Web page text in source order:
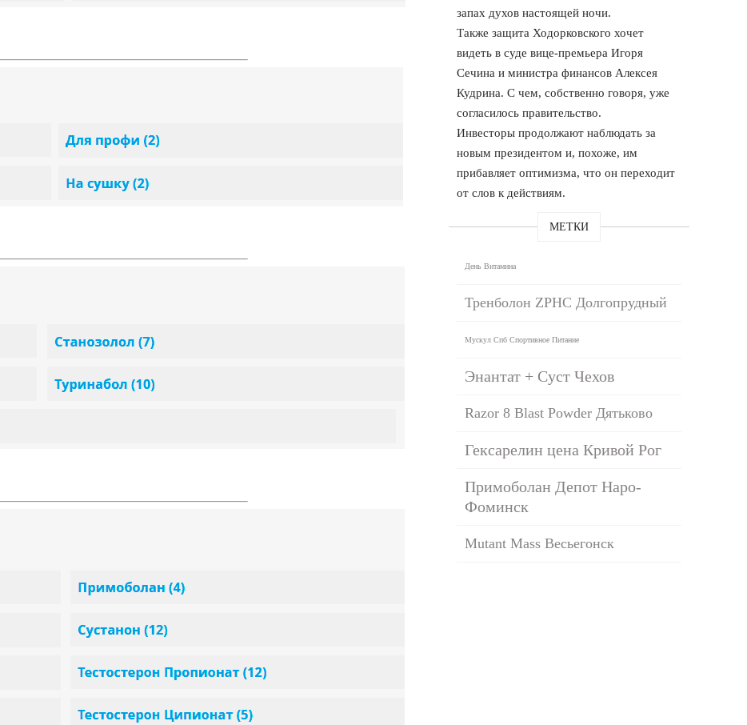
запах духов настоящей ночи.
Также защита Ходорковского хочет
видеть в суде вице-премьера Игоря
Сечина и министра финансов Алексея
Кудрина. С чем, собственно говоря, уже
согласилось правительство.
Инвесторы продолжают наблюдать за
новым президентом и, похоже, им
прибавляет оптимизма, что он переходит
от слов к действиям.
МЕТКИ
День Витамина
Тренболон ZPHC Долгопрудный
Мускул Спб Спортивное Питание
Энантат + Суст Чехов
Razor 8 Blast Powder Дятьково
Гексарелин цена Кривой Рог
Примоболан Депот Наро-
Фоминск
Mutant Mass Весьегонск